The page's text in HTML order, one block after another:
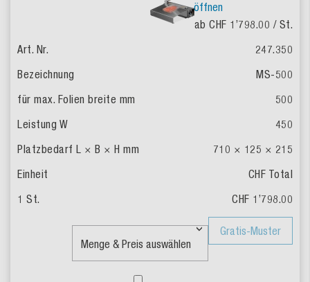
öffnen
ab CHF 1’798.00 / St.
247.350
MS-500
500
450
710 × 125 × 215
CHF Total
CHF 1’798.00
Gratis-Muster